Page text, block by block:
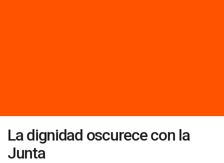
La dignidad oscurece con la
Junta